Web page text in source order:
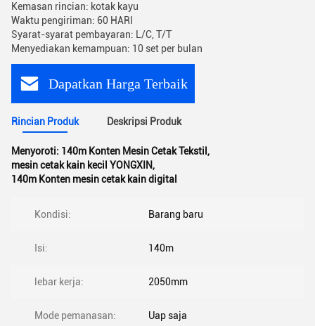
Kemasan rincian: kotak kayu
Waktu pengiriman: 60 HARI
Syarat-syarat pembayaran: L/C, T/T
Menyediakan kemampuan: 10 set per bulan
Dapatkan Harga Terbaik
Rincian Produk Deskripsi Produk
Menyoroti: 140m Konten Mesin Cetak Tekstil ,
mesin cetak kain kecil YONGXIN,
140m Konten mesin cetak kain digital
Kondisi: Barang baru
Isi: 140m
lebar kerja: 2050mm
Mode pemanasan: Uap saja